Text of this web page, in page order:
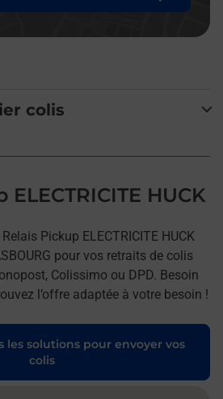
colis
HUCK
Pickup ELECTRICITE HUCK
pour vos retraits de colis
Colissimo ou DPD. Besoin
l’offre adaptée à votre besoin !
les solutions pour envoyer vos
colis